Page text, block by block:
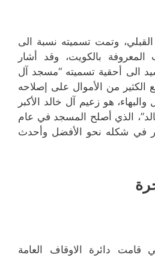
وتمت تسميته نسبة الى
بالكويت، وقد أشار
الى أحقية تسميته “مسجد آل
الكثير من الأموال على إصلاحه
هو زعيم آل خالد الأكبر
الذي أصلح المسجد في عام
وغيّر في شكله نحو الأفضل وأحدث
قامت دائرة الاوقاف العامة